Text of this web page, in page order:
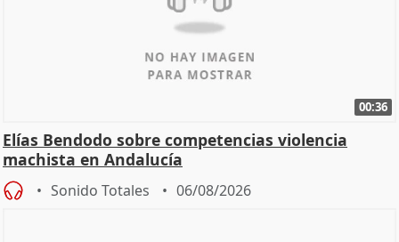
00:36
Elías Bendodo sobre competencias violencia
machista en Andalucía
Sonido Totales 06/08/2026